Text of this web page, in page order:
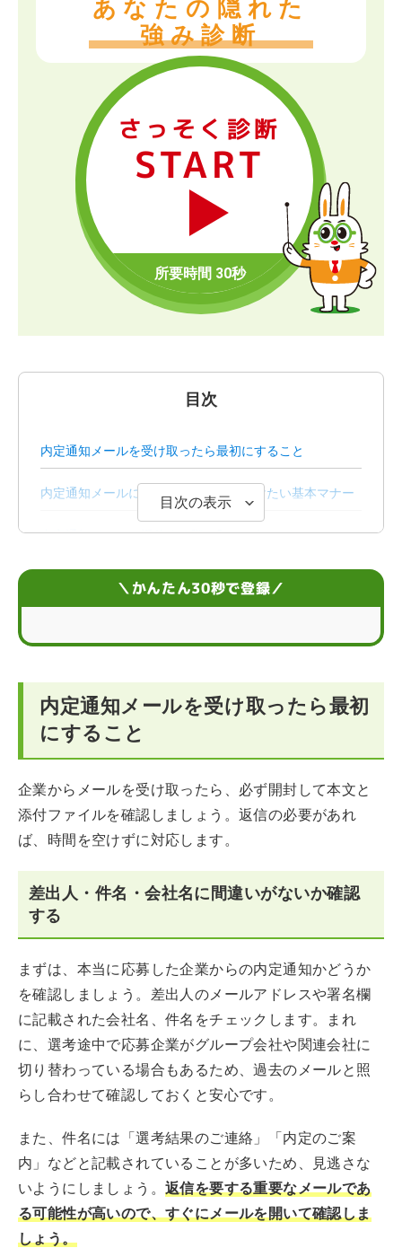
あなたの隠れた
強み診断
さっそく診断
START
目次
内定通知メールを受け取ったら最初にすること
内定通知メールに返信する時に気をつけたい基本マナー
内定通知メールへ返信する際の8つのポイント
内定承諾書の送付マナーと添え状の書き方
内定承諾メール・電話に関するFAQ
目次の表示
＼かんたん30秒で登録／
内定通知メールを受け取ったら最初
にすること
企業からメールを受け取ったら、必ず開封して本文と
添付ファイルを確認しましょう。返信の必要があれ
ば、時間を空けずに対応します。
差出人・件名・会社名に間違いがないか確認
する
まずは、本当に応募した企業からの内定通知かどうか
を確認しましょう。差出人のメールアドレスや署名欄
に記載された会社名、件名をチェックします。まれ
に、選考途中で応募企業がグループ会社や関連会社に
切り替わっている場合もあるため、過去のメールと照
らし合わせて確認しておくと安心です。
また、件名には「選考結果のご連絡」「内定のご案
内」などと記載されていることが多いため、見逃さな
いようにしましょう。 返信を要する重要なメールであ
る可能性が高いので、すぐにメールを開いて確認しま
しょう。